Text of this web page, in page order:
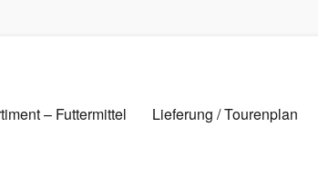
– Futtermittel Lieferung / Tourenplan